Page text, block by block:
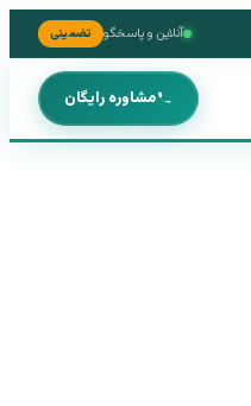
آنلاین و پاسخگو تضمینی
مشاوره رایگان